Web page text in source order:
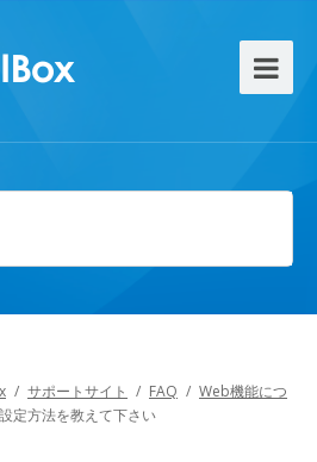
/ サポートサイト / FAQ / Web機能につ
定方法を教えて下さい